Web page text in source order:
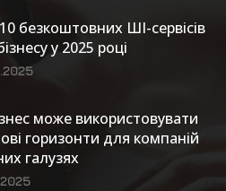
безкоштовних ШІ-сервісів
у 2025 році
може використовувати
горизонти для компаній
галузях